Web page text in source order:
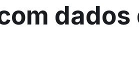
dados